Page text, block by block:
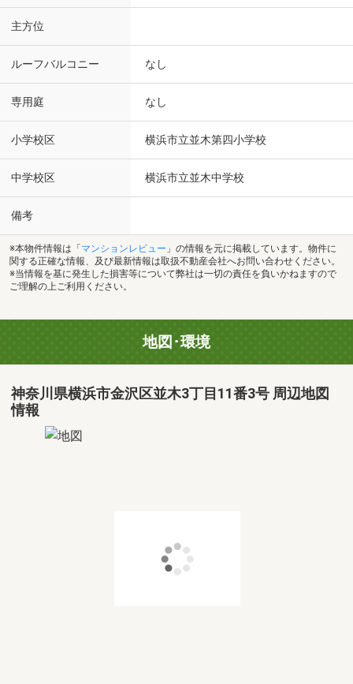
主方位
ルーフバルコニー なし
専用庭 なし
小学校区 横浜市立並木第四小学校
中学校区 横浜市立並木中学校
備考
※本物件情報は「 マンションレビュー 」の情報を元に掲載しています。物件に
関する正確な情報、及び最新情報は取扱不動産会社へお問い合わせください。
※当情報を基に発生した損害等について弊社は一切の責任を負いかねますので
ご理解の上ご利用ください。
地図･環境
神奈川県横浜市金沢区並木3丁目11番3号 周辺地図
情報